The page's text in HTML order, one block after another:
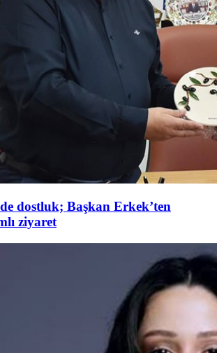
dostluk; Başkan Erkek’ten
ziyaret